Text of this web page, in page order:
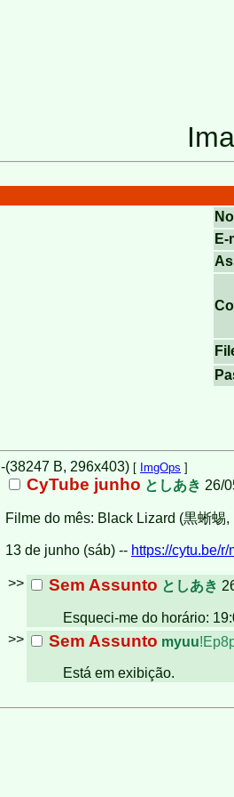
E-
-(38247 B, 296x403) [ ImgOps ]
CyTube junho としあき 26/
Filme do mês: Black Lizard (黒蜥
13 de junho (sáb) -- https://cytu.be/r/
>> Sem Assunto としあき
Esqueci-me do horário:
>>
Sem Assunto myuu
Está em exibição.